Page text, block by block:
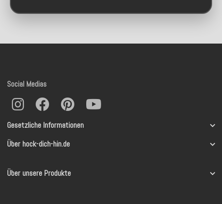
Gesetzliche Informationen
Über hock-dich-hin.de
Über unsere Produkte
Social Medias